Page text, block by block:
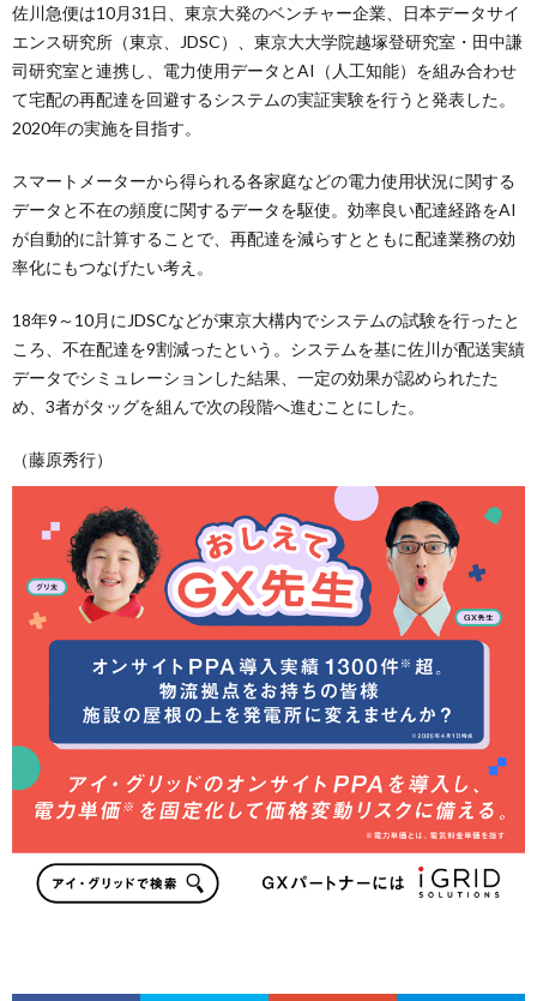
佐川急便は10月31日、東京大発のベンチャー企業、日本データサイ
エンス研究所（東京、JDSC）、東京大大学院越塚登研究室・田中謙
司研究室と連携し、電力使用データとAI（人工知能）を組み合わせ
て宅配の再配達を回避するシステムの実証実験を行うと発表した。
2020年の実施を目指す。
スマートメーターから得られる各家庭などの電力使用状況に関する
データと不在の頻度に関するデータを駆使。効率良い配達経路をAI
が自動的に計算することで、再配達を減らすとともに配達業務の効
率化にもつなげたい考え。
18年9～10月にJDSCなどが東京大構内でシステムの試験を行ったと
ころ、不在配達を9割減ったという。システムを基に佐川が配送実績
データでシミュレーションした結果、一定の効果が認められたた
め、3者がタッグを組んで次の段階へ進むことにした。
（藤原秀行）